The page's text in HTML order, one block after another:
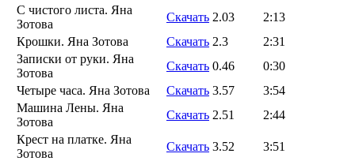
С чистого листа. Яна
Зотова
Скачать 2.03
2:13
Крошки. Яна Зотова
Скачать 2.3
2:31
Записки от руки. Яна
Зотова
Скачать 0.46
0:30
Четыре часа. Яна Зотова
Скачать 3.57
3:54
Машина Лены. Яна
Зотова
Скачать 2.51
2:44
Крест на платке. Яна
Зотова
Скачать 3.52
3:51